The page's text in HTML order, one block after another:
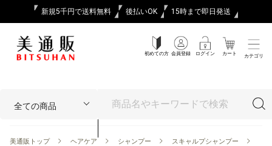
新規5千円で送料無料 後払いOK 15時まで即日発送
初めての方 会員登録 ログイン カート カテゴリ
美通販トップ ヘアケア シャンプー
スキャルプシャンプー